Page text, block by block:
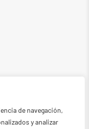
de navegación,
y analizar